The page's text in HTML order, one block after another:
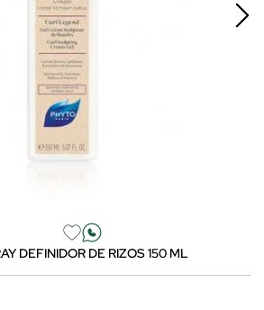
DEFINIDOR DE RIZOS 150 ML